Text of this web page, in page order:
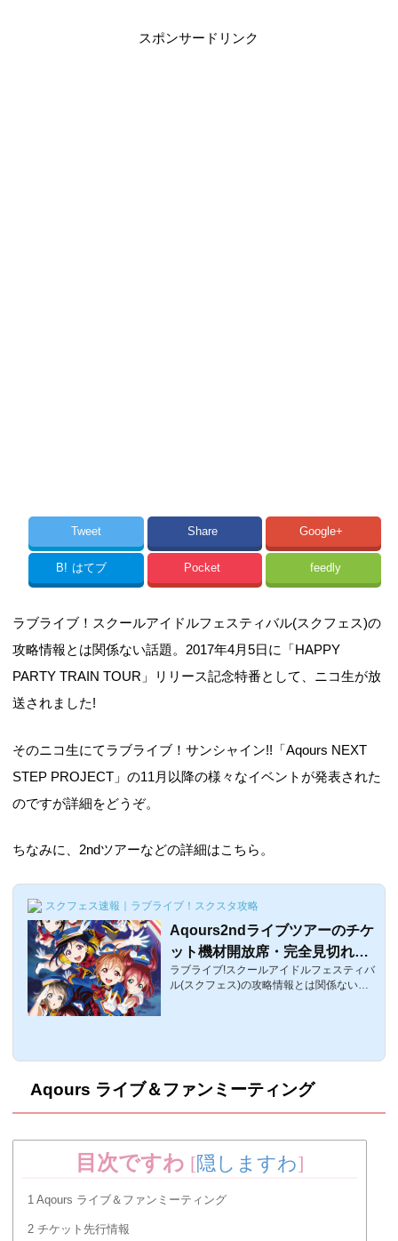
スポンサードリンク
Tweet Share Google+
B! はてブ Pocket feedly
ラブライブ！スクールアイドルフェスティバル(スクフェス)の
攻略情報とは関係ない話題。2017年4月5日に「HAPPY
PARTY TRAIN TOUR」リリース記念特番として、ニコ生が放
送されました!
そのニコ生にてラブライブ！サンシャイン!!「Aqours NEXT
STEP PROJECT」の11月以降の様々なイベントが発表された
のですが詳細をどうぞ。
ちなみに、2ndツアーなどの詳細はこちら。
スクフェス速報｜ラブライブ！スクスタ攻略
Aqours2ndライブツアーのチケ
ット機材開放席・完全見切れ指
定の日程【HAPPY PARTY TR
AIN TOUR/ラブライブ！サンシ
ラブライブ!スクールアイドルフェスティバ
ル(スクフェス)の攻略情報とは関係ない話
放送時期が発表！そんなNEXT STEP PROJ
XT STEP PROJECTテーマソング「NEXT
がれる曲になることは間違いないでしょ
う。なお、以下で紹...
Aqours ライブ＆ファンミーティング
目次ですわ [隠しますわ]
1 Aqours ライブ＆ファンミーティング
2 チケット先行情報